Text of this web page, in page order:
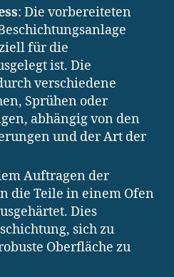
: Die vorbereiteten
für die
ist. Die
verschiedene
Sprühen oder
abhängig von den
und der Art der
Auftragen der
die Teile in einem Ofen
Dies
sich zu
Oberfläche zu